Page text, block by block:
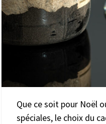
Que ce soit pour Noël
spéciales, le choix du